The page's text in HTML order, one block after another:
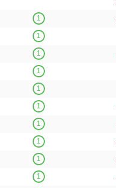
1
1
1
1
1
1
1
1
1
1